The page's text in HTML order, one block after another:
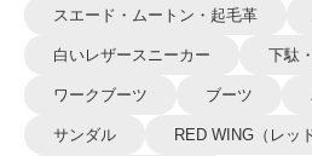
スエード・ムートン・起毛革
白いレザースニーカー 下駄
ワークブーツ ブーツ
サンダル RED WING（レッ